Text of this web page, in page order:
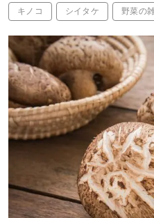
キノコ シイタケ 野菜の